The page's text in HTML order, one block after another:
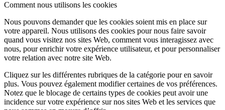
Comment nous utilisons les cookies
Nous pouvons demander que les cookies soient mis en place sur
votre appareil. Nous utilisons des cookies pour nous faire savoir
quand vous visitez nos sites Web, comment vous interagissez avec
nous, pour enrichir votre expérience utilisateur, et pour personnaliser
votre relation avec notre site Web.
Cliquez sur les différentes rubriques de la catégorie pour en savoir
plus. Vous pouvez également modifier certaines de vos préférences.
Notez que le blocage de certains types de cookies peut avoir une
incidence sur votre expérience sur nos sites Web et les services que